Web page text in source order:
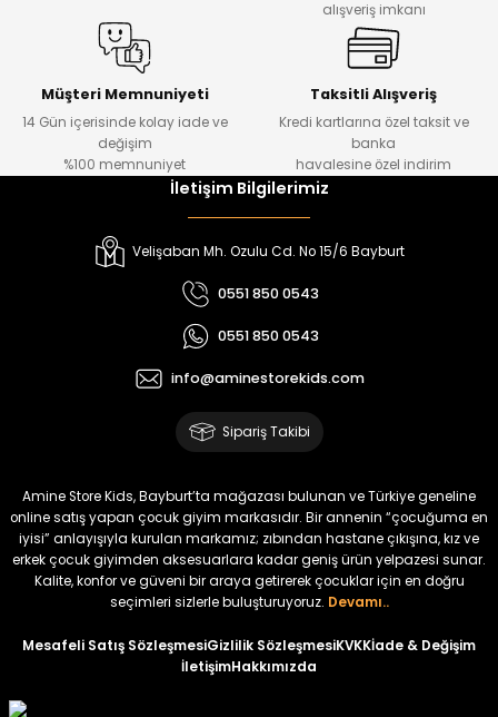
Urban Kız Çocuk Süveterli Tunik Gömlek Navi Kız Çocuk Kot Pantolon
₺ 650
Melra Kız Çocuk Kot Pantolon
%15
Tivon Kız Çocuk 3’lü Takım
₺ 2.340
Koren Kız Çocuk ve Bebek Tayt
₺ 320
₺ 250
Yeni
Koren Kız Çocuk ve Bebek Tayt
₺ 320
₺ 250
%22
Koren Kız Çocuk ve Bebek Tayt
₺ 250
%22
Koren Kız Çocuk ve Bebek Tayt
₺ 320
alışveriş imkanı
Müşteri Memnuniyeti
14 Gün içerisinde kolay iade ve
değişim
%100 memnuniyet
Taksitli Alışveriş
Kredi kartlarına özel taksit ve
banka
havalesine özel indirim
İletişim Bilgilerimiz
Velişaban Mh. Ozulu Cd. No 15/6 Bayburt
0551 850 0543
0551 850 0543
info@aminestorekids.com
Sipariş Takibi
Amine Store Kids, Bayburt’ta mağazası bulunan ve Türkiye geneline
online satış yapan çocuk giyim markasıdır. Bir annenin “çocuğuma en
iyisi” anlayışıyla kurulan markamız; zıbından hastane çıkışına, kız ve
erkek çocuk giyimden aksesuarlara kadar geniş ürün yelpazesi sunar.
Kalite, konfor ve güveni bir araya getirerek çocuklar için en doğru
seçimleri sizlerle buluşturuyoruz. Devamı..
Mesafeli Satış SözleşmesiGizlilik SözleşmesiKVKKİade & Değişim
İletişimHakkımızda